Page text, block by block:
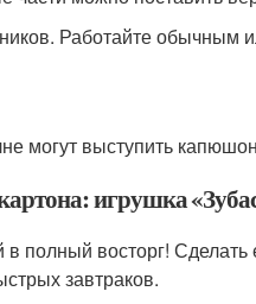
Работайте
могут выступить
игрушка
полный восторг!
завтраков.